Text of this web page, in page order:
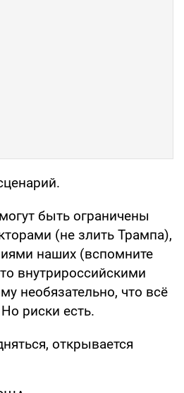
быть ограничены
(не злить Трампа),
наших (вспомните
внутрироссийскими
необязательно, что всё
риски есть.
открывается